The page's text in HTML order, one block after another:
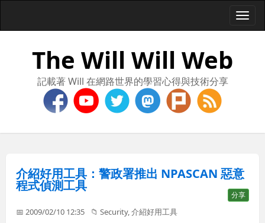
The Will Will Web
記載著 Will 在網路世界的學習心得與技術分享
介紹好用工具：警政署推出 NPASCAN 惡意
程式偵測工具
分享
📅 2009/02/10 12:35 📁Security,介紹好用工具